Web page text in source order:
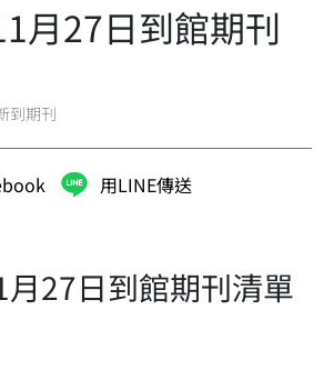
月27日到館期刊
到期刊
用LINE傳送
27日到館期刊清單